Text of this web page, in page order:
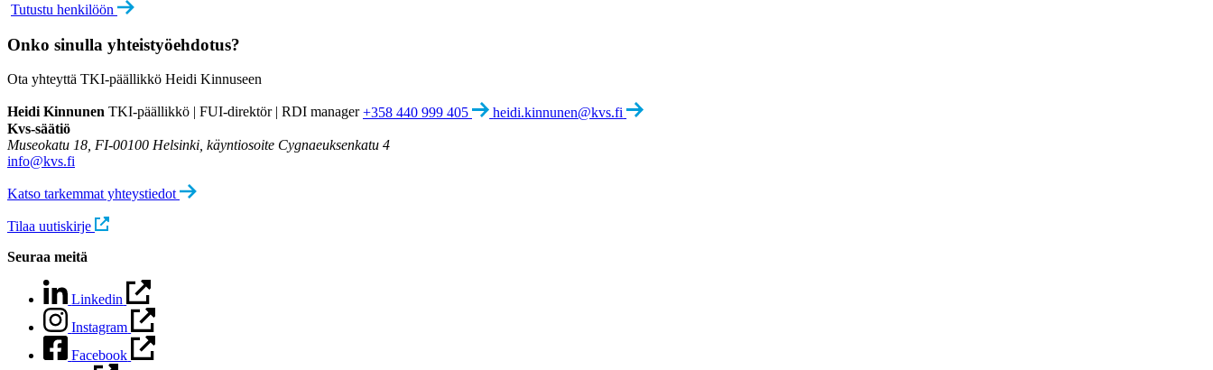
Tutustu henkilöön
Onko sinulla yhteistyöehdotus?
Ota yhteyttä TKI-päällikkö Heidi Kinnuseen
Heidi Kinnunen TKI-päällikkö | FUI-direktör | RDI manager +358 440 999 405
heidi.kinnunen@kvs.fi
Kvs-säätiö
Museokatu 18, FI-00100 Helsinki, käyntiosoite Cygnaeuksenkatu 4
info@kvs.fi
Katso tarkemmat yhteystiedot
Tilaa uutiskirje
Seuraa meitä
Linkedin
Instagram
Facebook